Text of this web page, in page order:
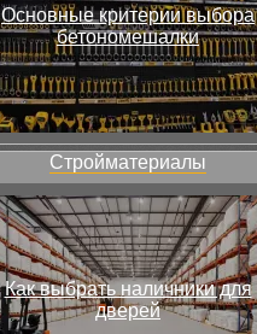
Основные критерии выбора
бетономешалки
Стройматериалы
Как выбрать наличники для
дверей